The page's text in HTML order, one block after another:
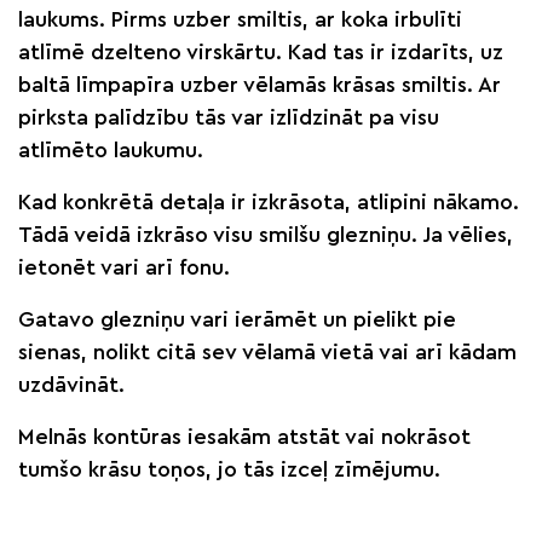
laukums. Pirms uzber smiltis, ar koka irbulīti
atlīmē dzelteno virskārtu. Kad tas ir izdarīts, uz
baltā līmpapīra uzber vēlamās krāsas smiltis. Ar
pirksta palīdzību tās var izlīdzināt pa visu
atlīmēto laukumu.
Kad konkrētā detaļa ir izkrāsota, atlipini nākamo.
Tādā veidā izkrāso visu smilšu glezniņu. Ja vēlies,
ietonēt vari arī fonu.
Gatavo glezniņu vari ierāmēt un pielikt pie
sienas, nolikt citā sev vēlamā vietā vai arī kādam
uzdāvināt.
Melnās kontūras iesakām atstāt vai nokrāsot
tumšo krāsu toņos, jo tās izceļ zīmējumu.